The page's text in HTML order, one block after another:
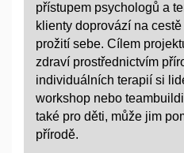
přístupem psychologů a
klienty doprovází na
prožití sebe. Cílem
zdraví prostřednictvím
individuálních terapií si
workshop nebo
také pro děti, může jim
přírodě.